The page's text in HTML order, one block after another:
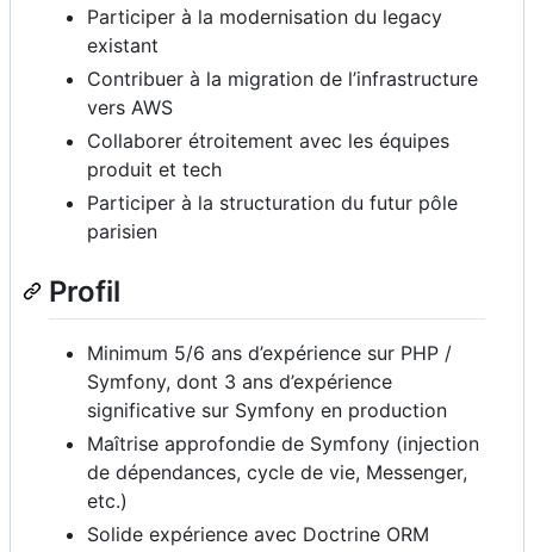
Participer à la modernisation du legacy
existant
Contribuer à la migration de l’infrastructure
vers AWS
Collaborer étroitement avec les équipes
produit et tech
Participer à la structuration du futur pôle
parisien
Profil
Minimum 5/6 ans d’expérience sur PHP /
Symfony, dont 3 ans d’expérience
significative sur Symfony en production
Maîtrise approfondie de Symfony (injection
de dépendances, cycle de vie, Messenger,
etc.)
Solide expérience avec Doctrine ORM